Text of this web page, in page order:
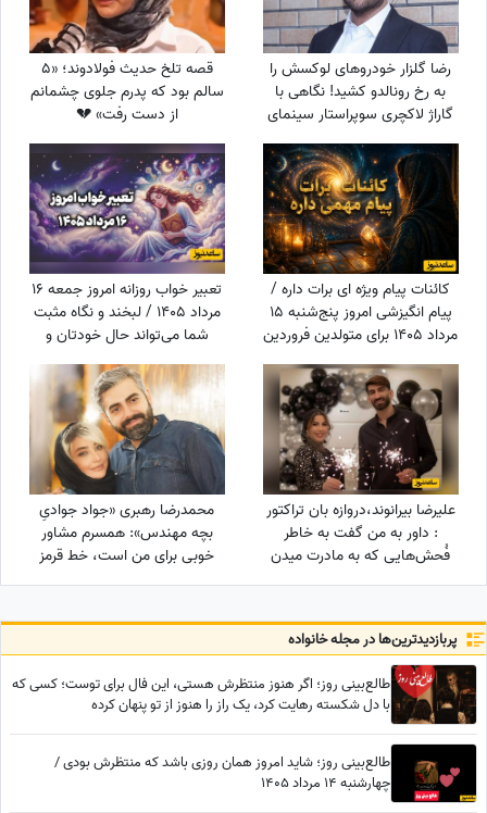
رضا گلزار خودروهای لوکسش را
به رخ رونالدو کشید! نگاهی با
گاراژ لاکچری سوپراستار سینمای
ایران+عکس
قصه تلخ حدیث فولادوند؛ «5
سالم بود که پدرم جلوی چشمانم
از دست رفت» 💔
کائنات پیام ویژه ای برات داره /
پیام انگیزشی امروز پنج‌شنبه 15
مرداد 1405 برای متولدین فروردین
تا اسفند: هرگز، هرگز تسلیم نشو
+ ویدئو
تعبیر خواب روزانه امروز جمعه 16
مرداد 1405 / لبخند و نگاه مثبت
شما می‌تواند حال خودتان و
اطرافیانتان را بهتر کند
علیرضا بیرانوند،دروازه بان تراکتور
: داور به من گفت به خاطر
فُحش‌هایی که به مادرت میدن
بهت کارت نمیدم!/ ما حواله
محمدرضا رهبری «جواد جوادیِ
بچه مهندس»: همسرم مشاور
خوبی برای من است، خط قرمز
من خانوادمه/عروسی خواهرم
فیلم یا عکسی از من گرفته شود
پربازدید‌ترین‌ها در مجله خانواده
طالع‌بینی روز؛ اگر هنوز منتظرش هستی، این فال برای توست؛ کسی که
با دل شکسته رهایت کرد، یک راز را هنوز از تو پنهان کرده
طالع‌بینی روز؛ شاید امروز همان روزی باشد که منتظرش بودی /
چهارشنبه 14 مرداد 1405